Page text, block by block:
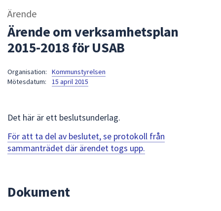
sökfältet
kommer
för
att
navigera
Ärende
Ärende om verksamhetsplan
2015-2018 för USAB
Organisation:
Kommunstyrelsen
Mötesdatum:
15 april 2015
Det här är ett beslutsunderlag.
För att ta del av beslutet, se protokoll från
sammanträdet där ärendet togs upp.
Dokument